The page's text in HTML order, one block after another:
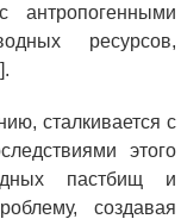
ресурсов,
сталкивается с
этого
пастбищ и
создавая